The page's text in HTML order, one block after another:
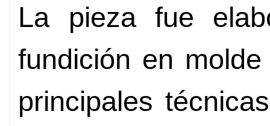
La pieza fue
fundición en
principales